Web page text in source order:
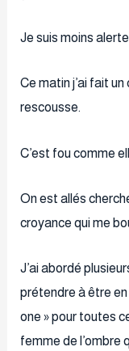
Je suis moins
Ce matin j’ai fait
rescousse.
C’est fou comme
On est allés
croyance qui me
J’ai abordé
prétendre à être en
one » pour toutes
femme de l’ombre